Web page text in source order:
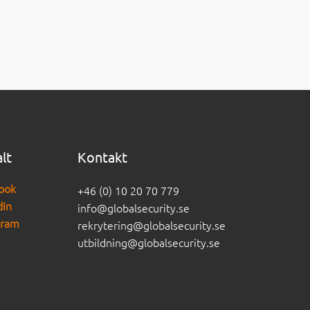
Kontakt
+46 (0) 10 20 70 779
info@globalsecurity.se
rekrytering@globalsecurity.se
utbildning@globalsecurity.se